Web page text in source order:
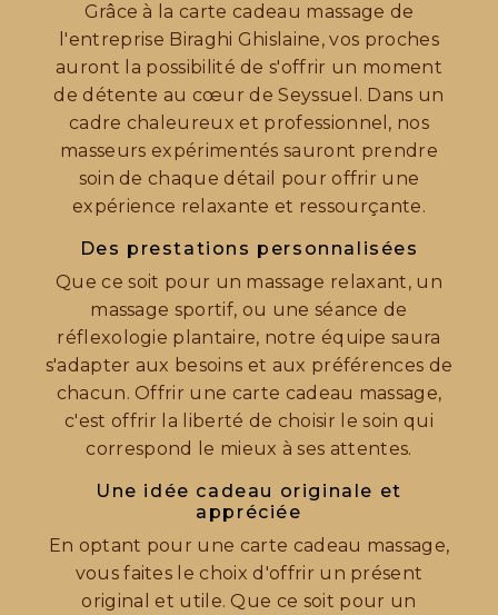
Grâce à la carte cadeau massage de
l'entreprise Biraghi Ghislaine, vos proches
auront la possibilité de s'offrir un moment
de détente au cœur de Seyssuel. Dans un
cadre chaleureux et professionnel, nos
masseurs expérimentés sauront prendre
soin de chaque détail pour offrir une
expérience relaxante et ressourçante.
Des prestations personnalisées
Que ce soit pour un massage relaxant, un
massage sportif, ou une séance de
réflexologie plantaire, notre équipe saura
s'adapter aux besoins et aux préférences de
chacun. Offrir une carte cadeau massage,
c'est offrir la liberté de choisir le soin qui
correspond le mieux à ses attentes.
Une idée cadeau originale et
appréciée
En optant pour une carte cadeau massage,
vous faites le choix d'offrir un présent
original et utile. Que ce soit pour un